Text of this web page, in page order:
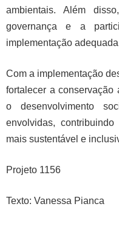
ambientais. Além
governança e a
implementação
Com a implementação
fortalecer a conservação
o desenvolvimento
envolvidas,
mais sustentável e
Projeto 1156
Texto: Vanessa Pianca